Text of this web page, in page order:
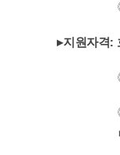
▸지원자격: